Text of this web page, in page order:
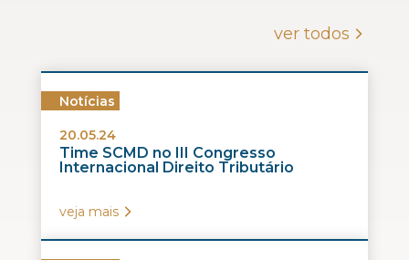
ver todos
Notícias
20.05.24
Time SCMD no III Congresso
Internacional Direito Tributário
veja mais